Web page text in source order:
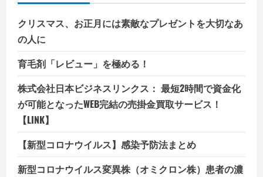
クリスマス、お正月には素敵なプレゼントを大切なあ
の人に
育毛剤「レビュー」を極める！
株式会社日本ビジネスリンクス： 最短2時間で資金化
が可能となったWEB完結の売掛金買取サービス！
【LINK】
【新型コロナウイルス】感染予防法まとめ
新型コロナウイルス変異株（オミクロン株）患者の濃